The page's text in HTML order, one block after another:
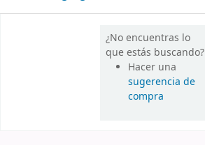
¿No encuentras lo
que estás buscando?
Hacer una
sugerencia de
compra